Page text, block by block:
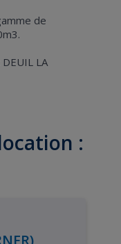
de
LA
: